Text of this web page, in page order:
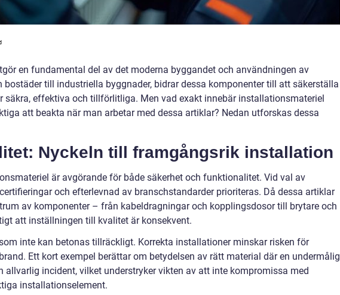
en fundamental del av det moderna byggandet och användningen av
bostäder till industriella byggnader, bidrar dessa komponenter till att säkerställa
säkra, effektiva och tillförlitliga. Men vad exakt innebär installationsmateriel
att beakta när man arbetar med dessa artiklar? Nedan utforskas dessa
Nyckeln till framgångsrik installation
är avgörande för både säkerhet och funktionalitet. Vid val av
och efterlevnad av branschstandarder prioriteras. Då dessa artiklar
av komponenter – från kabeldragningar och kopplingsdosor till brytare och
att inställningen till kvalitet är konsekvent.
inte kan betonas tillräckligt. Korrekta installationer minskar risken för
Ett kort exempel berättar om betydelsen av rätt material där en undermålig
allvarlig incident, vilket understryker vikten av att inte kompromissa med
installationselement.